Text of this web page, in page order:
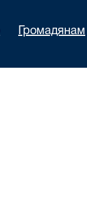
Громадянам